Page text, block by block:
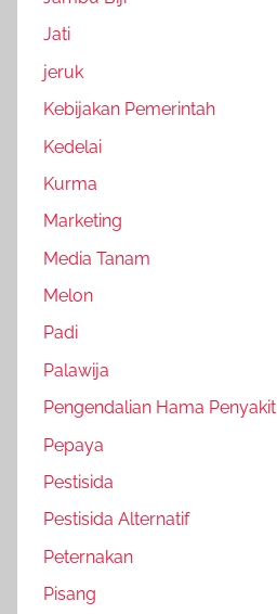
Jati
jeruk
Kebijakan Pemerintah
Kedelai
Kurma
Marketing
Media Tanam
Melon
Padi
Palawija
Pengendalian Hama Penyakit
Pepaya
Pestisida
Pestisida Alternatif
Peternakan
Pisang